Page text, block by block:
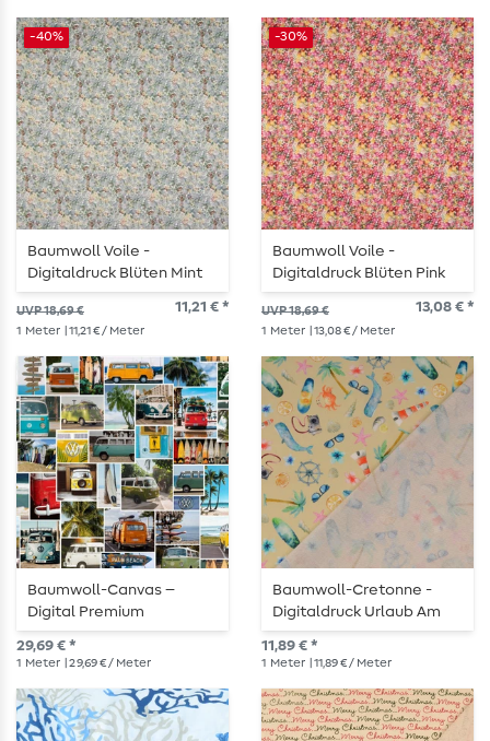
-40%
Baumwoll Voile -
Digitaldruck Blüten Mint
UVP 18,69 € 11,21 € *
1 Meter | 11,21 € / Meter
-30%
Baumwoll Voile -
Digitaldruck Blüten Pink
UVP 18,69 € 13,08 € *
1 Meter | 13,08 € / Meter
Baumwoll-Canvas –
Digital Premium
Multicolor
29,69 € *
1 Meter | 29,69 € / Meter
Baumwoll-Cretonne -
Digitaldruck Urlaub Am
Meer Sand
11,89 € *
1 Meter | 11,89 € / Meter